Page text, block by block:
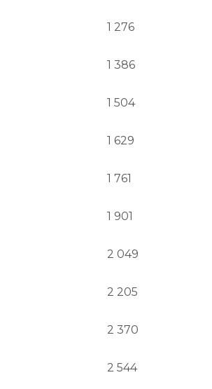
1 276
1 386
1 504
1 629
1 761
1 901
2 049
2 205
2 370
2 544